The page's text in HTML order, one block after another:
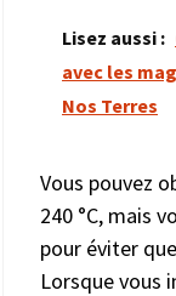
Lisez aussi :
avec les
Nos Terres
Vous pouvez
240 °C, mais
pour éviter
Lorsque vous